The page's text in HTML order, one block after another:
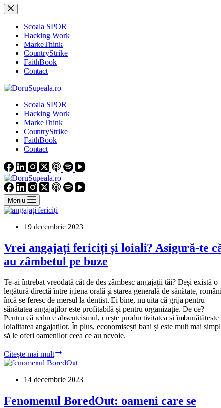
Sari
la
conținutȘcoala SPOR
Hacking Work
MarkeThink
CountryStrike
FaithBook
Contact
Școala SPOR
Hacking Work
MarkeThink
CountryStrike
FaithBook
Contact
Meniu
19 decembrie 2023
Vrei angajați fericiți și loiali? Asigură-te
au zâmbetul pe buze
Te-ai întrebat vreodată cât de des zâmbesc angajații tăi? Deși există o
legătură directă între igiena orală și starea generală de sănătate,
încă se feresc de mersul la dentist. Ei bine, nu uita că grija pentru
sănătatea angajaților este profitabilă și pentru organizație. De ce?
Pentru că reduce absenteismul, crește productivitatea și îmbunătățește
loialitatea angajaților. În plus, economisești bani și este mult mai
să le oferi oamenilor ceea ce au nevoie.
Citește mai mult
angajați
și
Asigură-
te
14 decembrie 2023
Fenomenul BoredOut: oameni care se